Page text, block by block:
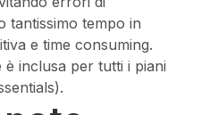
tantissimo tempo in
e time consuming.
inclusa per tutti i piani